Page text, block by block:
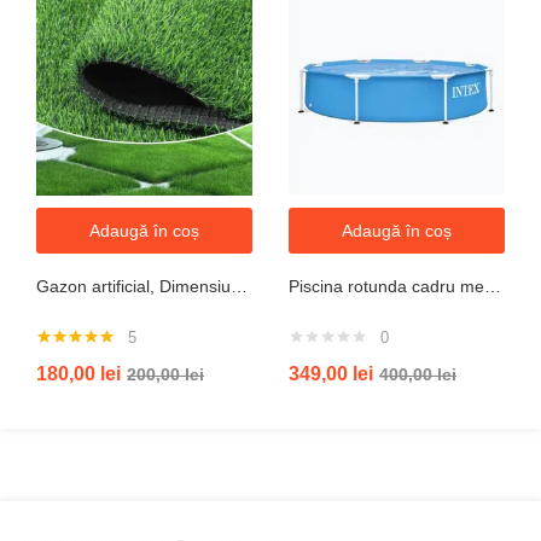
Adaugă în coș
5.00din 5
5
180,00 lei 200,00lei
Adaugă în coș
0
349,00 lei 400,00lei